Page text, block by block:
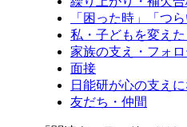
「困った時」「つ
私・子どもを変え
家族の支え・フォロ
面接
日能研が心の支え
友だち・仲間